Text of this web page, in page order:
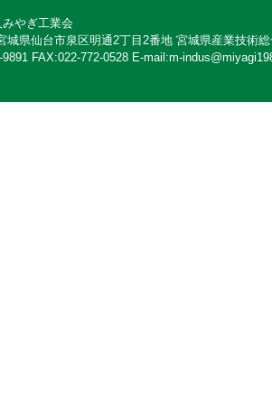
やぎ工業会
城県仙台市泉区明通2丁目2番地 宮城県産業技術
FAX:022-772-0528 E-mail:m-